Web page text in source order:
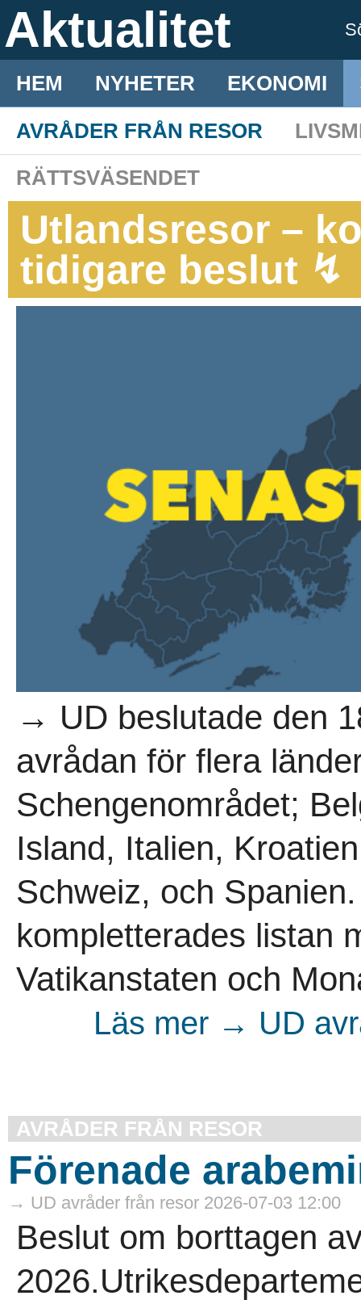
Aktualitet
HEM NYHETER EKONOMI
AVRÅDER FRÅN RESOR
RÄTTSVÄSENDET
Utlandsresor –
tidigare beslut ↯
→ UD beslutade den
avrådan för flera
Schengenområdet;
Island, Italien,
Schweiz, och
kompletterades listan
Vatikanstaten och
Läs mer → UD
AVRÅDER FRÅN RESOR
Förenade
→ UD avråder från resor 2026-07-03 12:00
Beslut om borttagen